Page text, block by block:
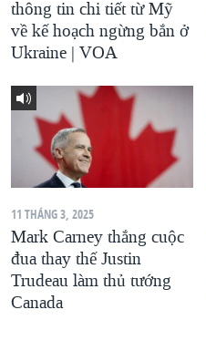
thông tin chi tiết từ Mỹ
về kế hoạch ngừng bắn ở
Ukraine | VOA
11 THÁNG 3, 2025
Mark Carney thắng cuộc
đua thay thế Justin
Trudeau làm thủ tướng
Canada